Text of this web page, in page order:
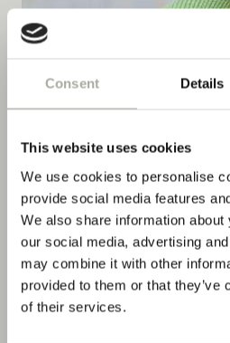
Consent Details
This website uses cookies
We use cookies to personalise
provide social media features
We also share information
our social media, advertising
may combine it with other
provided to them or that they’ve
of their services.
Stellen
Nomad Design & Lifestyle
Volta Bräu
Consum Boutique Hotel &
Silo
ALLE